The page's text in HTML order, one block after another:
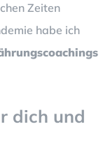
Zeiten
habe ich
dich und